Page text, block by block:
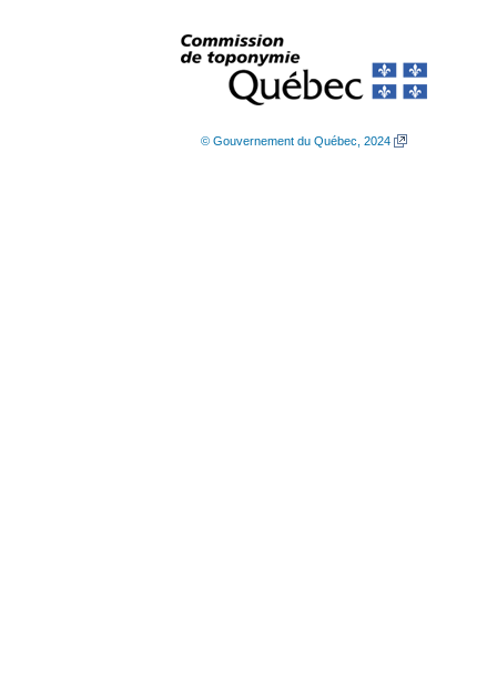
© Gouvernement du Québec, 2024